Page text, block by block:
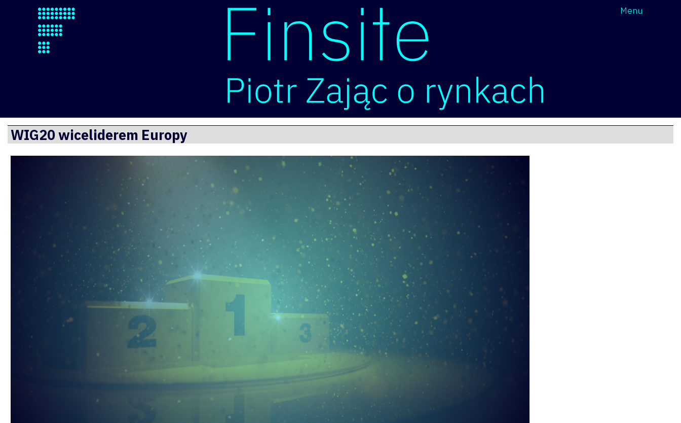
Menu
O mnie
Zastrzeżenie
Przejdź
do
WIG20 wiceliderem Europy